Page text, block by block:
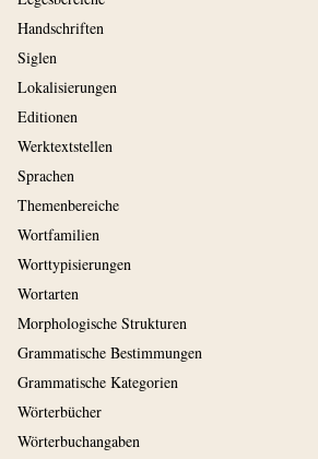
Handschriften
Siglen
Lokalisierungen
Editionen
Werktextstellen
Sprachen
Themenbereiche
Wortfamilien
Worttypisierungen
Wortarten
Morphologische Strukturen
Grammatische Bestimmungen
Grammatische Kategorien
Wörterbücher
Wörterbuchangaben